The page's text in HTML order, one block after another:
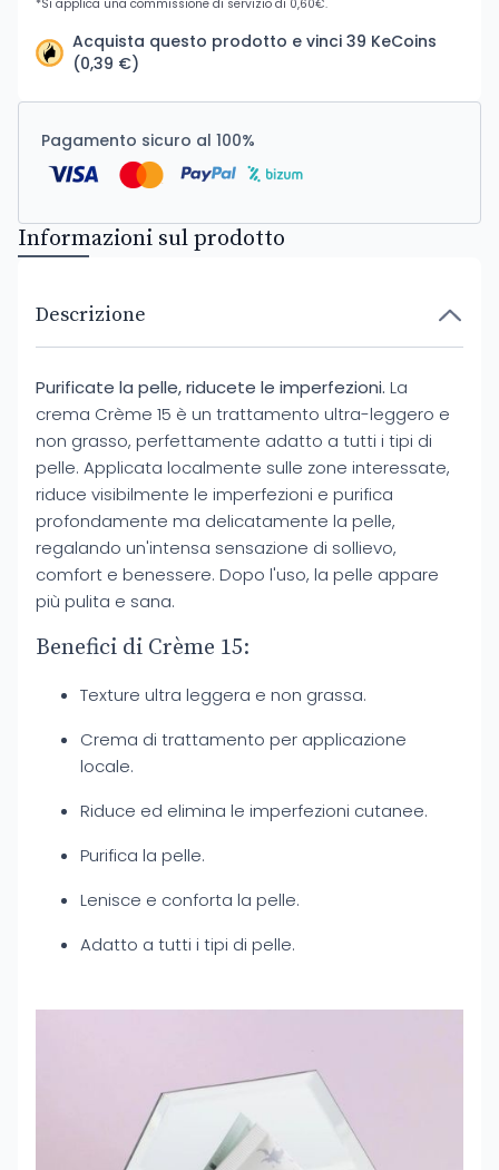
Acquista questo prodotto e vinci 39 KeCoins
(0,39 €)
Pagamento sicuro al 100%
Informazioni sul prodotto
Descrizione
Purificate la pelle, riducete le imperfezioni. La
crema Crème 15 è un trattamento ultra-leggero e
non grasso, perfettamente adatto a tutti i tipi di
pelle. Applicata localmente sulle zone interessate,
riduce visibilmente le imperfezioni e purifica
profondamente ma delicatamente la pelle,
regalando un'intensa sensazione di sollievo,
comfort e benessere. Dopo l'uso, la pelle appare
più pulita e sana.
Benefici di Crème 15:
Texture ultra leggera e non grassa.
Crema di trattamento per applicazione
locale.
Riduce ed elimina le imperfezioni cutanee.
Purifica la pelle.
Lenisce e conforta la pelle.
Adatto a tutti i tipi di pelle.